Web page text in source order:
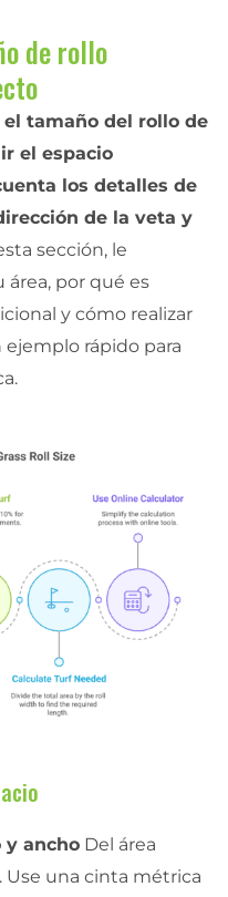
de rollo
tamaño del rollo de
el espacio
los detalles de
de la veta y
sección, le
por qué es
y cómo realizar
ejemplo rápido para
y ancho Del área
Use una cinta métrica